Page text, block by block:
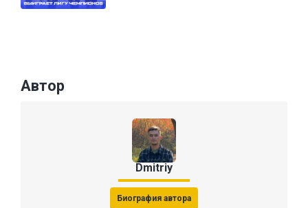
Автор
Dmitriy
Биография автора